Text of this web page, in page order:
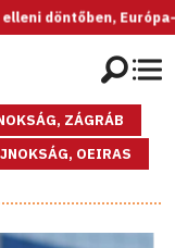
Európa-
ZÁGRÁB
OEIRAS